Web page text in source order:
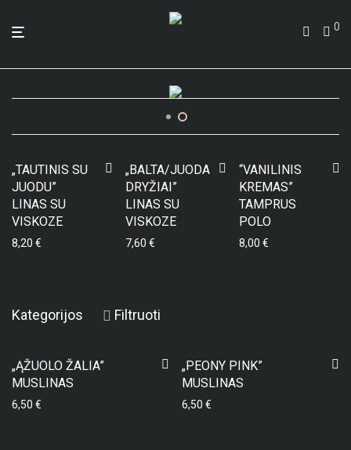
0
„TAUTINIS SU
JUODU”
LINAS SU
VISKOZE
8,20 €
„BALTA/JUODA
DRYŽIAI”
LINAS SU
VISKOZE
7,60 €
“VANILINIS
KREMAS”
TAMPRUS
POLO
8,00 €
Kategorijos Filtruoti
„ĄŽUOLO ŽALIA”
MUSLINAS
6,50 €
„PEONY PINK”
MUSLINAS
6,50 €